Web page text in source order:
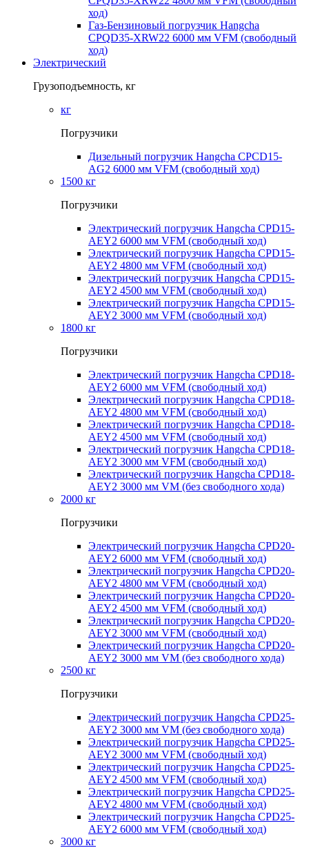
ход)
Газ-Бензиновый погрузчик Hangcha
CPQD35-XRW22 6000 мм VFM (свободный
ход)
Электрический
Грузоподъемность, кг
кг
Погрузчики
Дизельный погрузчик Hangcha CPCD15-
AG2 6000 мм VFM (свободный ход)
1500 кг
Погрузчики
Электрический погрузчик Hangcha CPD15-
AEY2 6000 мм VFM (свободный ход)
Электрический погрузчик Hangcha CPD15-
AEY2 4800 мм VFM (свободный ход)
Электрический погрузчик Hangcha CPD15-
AEY2 4500 мм VFM (свободный ход)
Электрический погрузчик Hangcha CPD15-
AEY2 3000 мм VFM (свободный ход)
1800 кг
Погрузчики
Электрический погрузчик Hangcha CPD18-
AEY2 6000 мм VFM (свободный ход)
Электрический погрузчик Hangcha CPD18-
AEY2 4800 мм VFM (свободный ход)
Электрический погрузчик Hangcha CPD18-
AEY2 4500 мм VFM (свободный ход)
Электрический погрузчик Hangcha CPD18-
AEY2 3000 мм VFM (свободный ход)
Электрический погрузчик Hangcha CPD18-
AEY2 3000 мм VM (без свободного хода)
2000 кг
Погрузчики
Электрический погрузчик Hangcha CPD20-
AEY2 6000 мм VFM (свободный ход)
Электрический погрузчик Hangcha CPD20-
AEY2 4800 мм VFM (свободный ход)
Электрический погрузчик Hangcha CPD20-
AEY2 4500 мм VFM (свободный ход)
Электрический погрузчик Hangcha CPD20-
AEY2 3000 мм VFM (свободный ход)
Электрический погрузчик Hangcha CPD20-
AEY2 3000 мм VM (без свободного хода)
2500 кг
Погрузчики
Электрический погрузчик Hangcha CPD25-
AEY2 3000 мм VM (без свободного хода)
Электрический погрузчик Hangcha CPD25-
AEY2 3000 мм VFM (свободный ход)
Электрический погрузчик Hangcha CPD25-
AEY2 4500 мм VFM (свободный ход)
Электрический погрузчик Hangcha CPD25-
AEY2 4800 мм VFM (свободный ход)
Электрический погрузчик Hangcha CPD25-
AEY2 6000 мм VFM (свободный ход)
3000 кг